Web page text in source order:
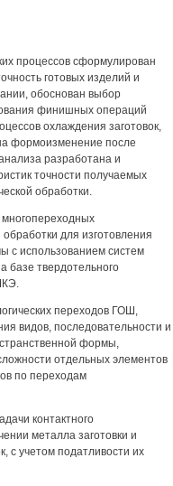
процессов сформулирован
готовых изделий и
обоснован выбор
финишных операций
охлаждения заготовок,
формоизменение после
разработана и
точности получаемых
обработки.
обработки для изготовления
с использованием систем
базе твердотельного
переходов ГОШ,
видов, последовательности и
формы,
отдельных элементов
по переходам
контактного
металла заготовки и
с учетом податливости их